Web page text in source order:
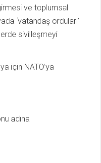
ve toplumsal
‘vatandaş orduları’
sivilleşmeyi
için NATO’ya
adına